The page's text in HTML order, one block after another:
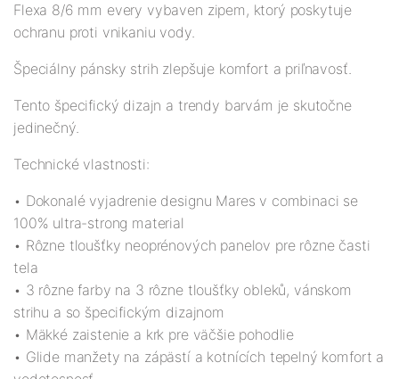
Flexa 8/6 mm every vybaven zipem, ktorý poskytuje
ochranu proti vnikaniu vody.
Špeciálny pánsky strih zlepšuje komfort a priľnavosť.
Tento špecifický dizajn a trendy barvám je skutočne
jedinečný.
Technické vlastnosti:
• Dokonalé vyjadrenie designu Mares v combinaci se
100% ultra-strong material
• Rôzne tloušťky neoprénových panelov pre rôzne časti
tela
• 3 rôzne farby na 3 rôzne tloušťky obleků, vánskom
strihu a so špecifickým dizajnom
• Mäkké zaistenie a krk pre väčšie pohodlie
• Glide manžety na zápästí a kotnících tepelný komfort a